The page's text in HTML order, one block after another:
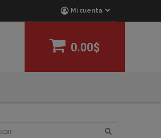
Mi cuenta
0.00$